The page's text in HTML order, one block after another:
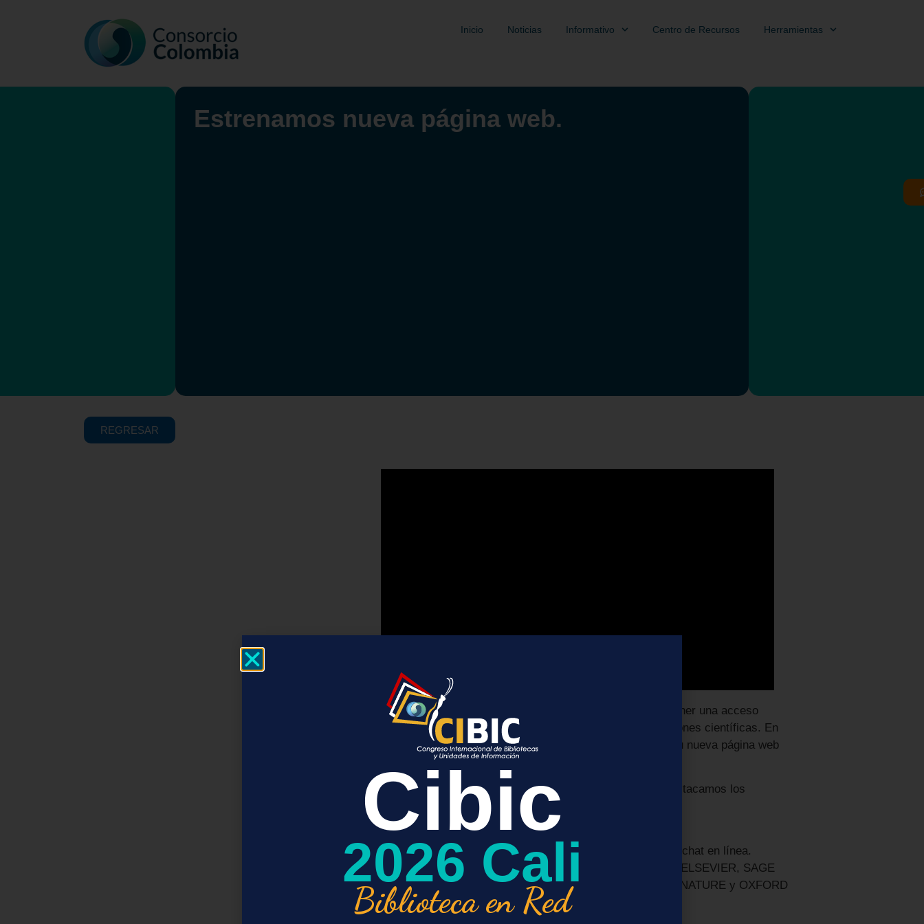
Inicio Noticias Informativo Centro de Recursos Herramientas
Estrenamos nueva página web.
REGRESAR
Consorcio Colombia surge como una necesidad de país para tener una acceso
equitativo a diferentes plataformas internacionales de publicaciones científicas. En
esta oportunidad, se complace en anunciar el lanzamiento de su nueva página web
https://consorciocolombia.pixelkup.com/
La nueva web contempla grandes avances, entre los cuales destacamos los
siguientes:
Experiencia de usuario modernizada.
Herramientas de contacto inmediato por medio de nuestro chat en línea.
Agenda de sesiones de capacitación de nuestros editores ELSEVIER, SAGE
PUBLISHING, TAYLOR & FRANCIS GROUP, SPRINGER NATURE y OXFORD
UNIVERSITY PRESS.
Blog de noticias por categorías.
Cibic
2026 Cali
Biblioteca en Red